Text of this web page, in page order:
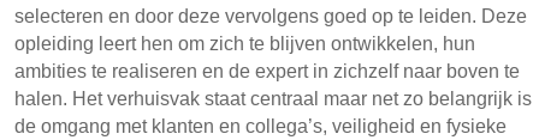
selecteren en door deze vervolgens goed op te leiden. Deze
opleiding leert hen om zich te blijven ontwikkelen, hun
ambities te realiseren en de expert in zichzelf naar boven te
halen. Het verhuisvak staat centraal maar net zo belangrijk is
de omgang met klanten en collega’s, veiligheid en fysieke